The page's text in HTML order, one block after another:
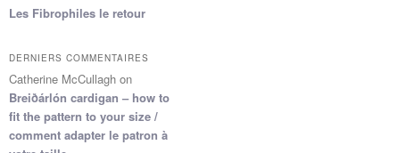
Les Fibrophiles le retour
DERNIERS COMMENTAIRES
Catherine McCullagh on
Breiðárlón cardigan – how to
fit the pattern to your size /
comment adapter le patron à